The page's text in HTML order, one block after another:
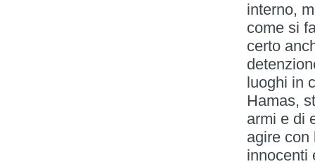
interno,
come si
certo
luoghi in
Hamas,
armi e di
agire con
innocenti